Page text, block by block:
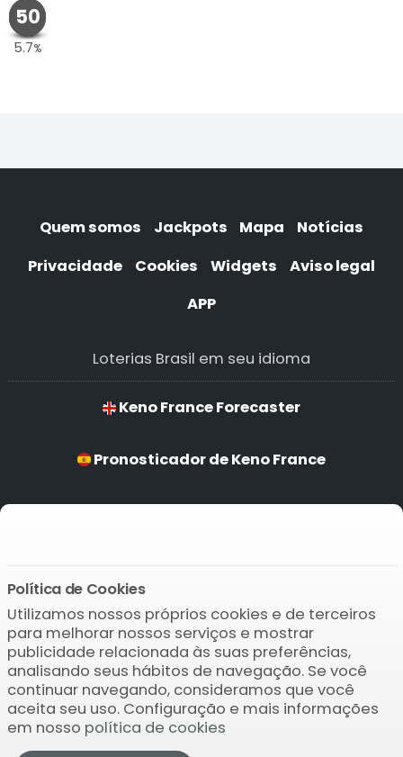
50
5.7%
Quem somos Jackpots Mapa
Notícias
Privacidade
Cookies Widgets
Aviso legal
APP
Loterias Brasil em seu idioma
Keno France Forecaster
Pronosticador de Keno France
Previsões de Keno France
Keno France Prognostiker
Baixar o APP
Política de Cookies
Utilizamos nossos próprios cookies e de terceiros
para melhorar nossos serviços e mostrar
publicidade relacionada às suas preferências,
analisando seus hábitos de navegação. Se você
continuar navegando, consideramos que você
aceita seu uso. Configuração e mais informações
em nosso política de cookies